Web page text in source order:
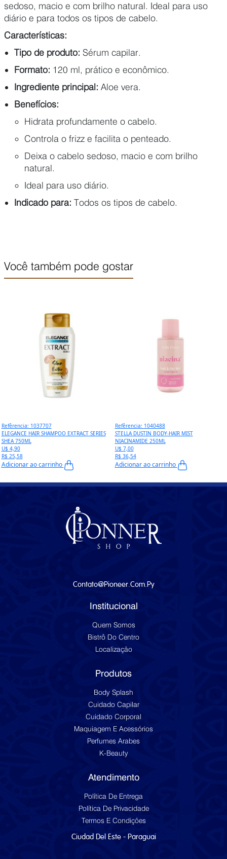
sedoso, macio e com brilho natural. Ideal para uso
diário e para todos os tipos de cabelo.
Características:
Tipo de produto: Sérum capilar.
Formato: 120 ml, prático e econômico.
Ingrediente principal: Aloe vera.
Benefícios:
Hidrata profundamente o cabelo.
Controla o frizz e facilita o penteado.
Deixa o cabelo sedoso, macio e com brilho
natural.
Ideal para uso diário.
Indicado para: Todos os tipos de cabelo.
Você também pode gostar
Refêrencia: 1037707
ELEGANCE HAIR SHAMPOO EXTRACT SERIES
SHEA 750ML
U$ 4,90
R$ 25,58
Adicionar ao carrinho
Refêrencia: 1040488
STELLA DUSTIN BODY-HAIR MIST
NIACINAMIDE 250ML
U$ 7,00
R$ 36,54
Adicionar ao carrinho
Contato@pioneer.com.py
Institucional
Quem Somos
Bistrô Do Centro
Localização
Produtos
Body Splash
Cuidado Capilar
Cuidado Corporal
Maquiagem E Acessórios
Perfumes Arabes
K-Beauty
Atendimento
Política De Entrega
Política De Privacidade
Termos E Condições
Ciudad Del Este - Paraguai